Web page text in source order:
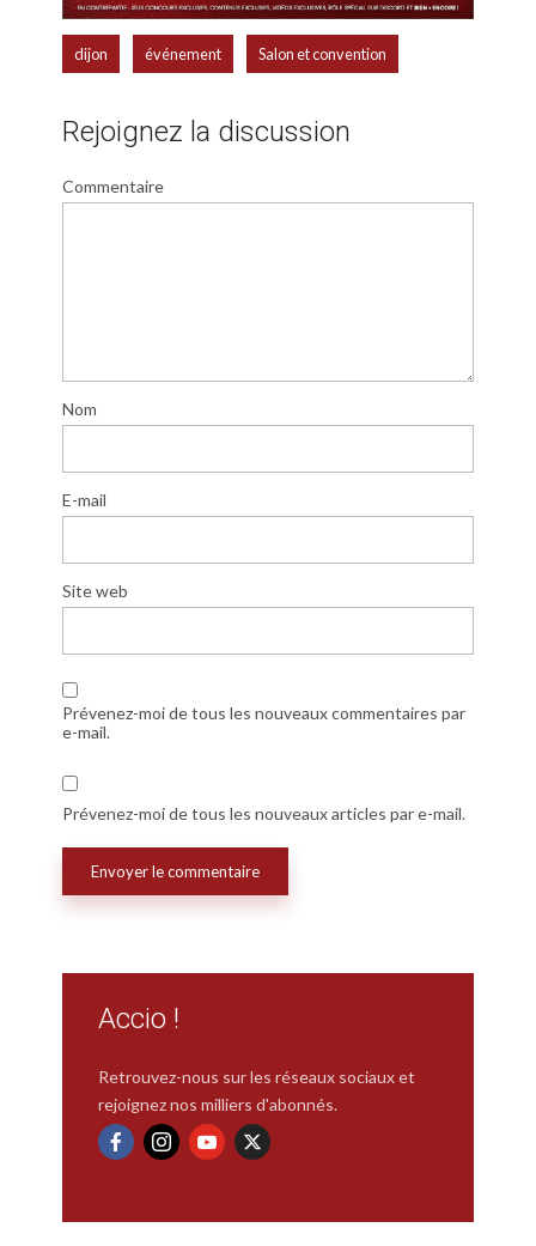
dijon événement Salon et convention
Rejoignez la discussion
Commentaire
Nom
E-mail
Site web
Prévenez-moi de tous les nouveaux commentaires par
e-mail.
Prévenez-moi de tous les nouveaux articles par e-mail.
Accio !
Retrouvez-nous sur les réseaux sociaux et
rejoignez nos milliers d'abonnés.